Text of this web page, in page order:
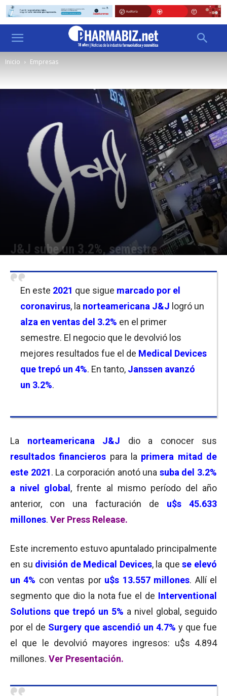
Inicio Empresas
J&J sube un 3.2%, semestre
En este 2021 que sigue marcado por el
coronavirus, la norteamericana J&J logró un
alza en ventas del 3.2% en el primer
semestre. El negocio que le devolvió los
mejores resultados fue el de Medical Devices
que trepó un 4%. En tanto, Janssen avanzó
un 3.2%.
La norteamericana J&J
dio a conocer sus
resultados financieros para la primera mitad de
este 2021. La corporación anotó una suba del 3.2%
a nivel global , frente al mismo período del año
anterior, con una facturación de u$s 45.633
millones. Ver Press Release.
Este incremento estuvo apuntalado principalmente
en su división de Medical Devices, la quese elevó
un 4% con ventas por u$s 13.557 millones. Allí el
segmento que dio la nota fue el de Interventional
Solutions que trepó un 5% a nivel global, seguido
por el de Surgery que ascendió un 4.7% y que fue
el que le devolvió mayores ingresos: u$s 4.894
millones. Ver Presentación.